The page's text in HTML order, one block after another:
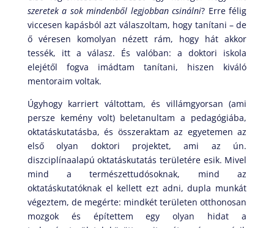
szeretek a sok mindenből legjobban csinálni? Erre félig
viccesen kapásból azt válaszoltam, hogy tanítani – de
ő véresen komolyan nézett rám, hogy hát akkor
tessék, itt a válasz. És valóban: a doktori iskola
elejétől fogva imádtam tanítani, hiszen kiváló
mentoraim voltak.
Úgyhogy karriert váltottam, és villámgyorsan (ami
persze kemény volt) beletanultam a pedagógiába,
oktatáskutatásba, és összeraktam az egyetemen az
első olyan doktori projektet, ami az ún.
diszciplínaalapú oktatáskutatás területére esik. Mivel
mind a természettudósoknak, mind az
oktatáskutatóknak el kellett ezt adni, dupla munkát
végeztem, de megérte: mindkét területen otthonosan
mozgok és építettem egy olyan hidat a